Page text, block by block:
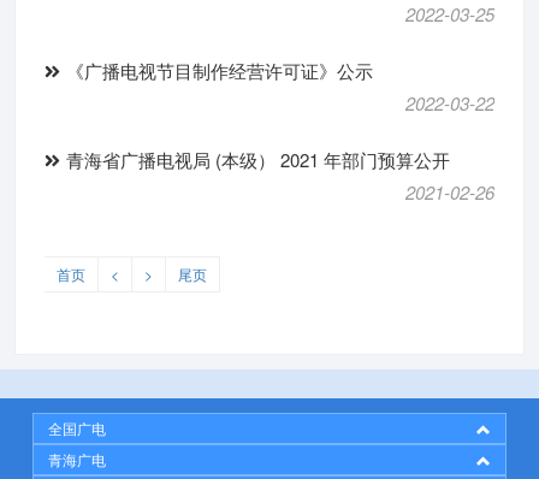
2022-03-25
《广播电视节目制作经营许可证》公示
2022-03-22
青海省广播电视局 (本级） 2021 年部门预算公开
2021-02-26
首页 < > 尾页
全国广电
青海广电